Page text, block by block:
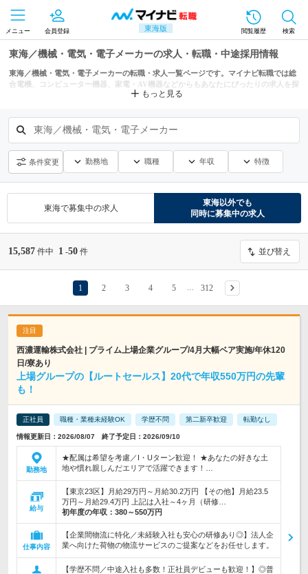
東海版
メニュー 会員登録 閲覧履歴 検索
東海／機械・電気・電子メーカーの求人・転職・中途採用情報
東海／機械・電気・電子メーカーの転職・求人一覧ページです。マイナビ転職では総
合電機、コンピューター機器、家電・AV機器などからもあなたにぴったりの求人を探
もっと見る
東海／機械・電気・電子メーカー
条件変更 勤務地 職種 年収 特徴
東海で募集中の求人
東海以外でも
同時に募集中の求人
15,587 件中 1 -50 件 並び替え
1 2 3 4 5 312
西濃運輸株式会社 | プライム上場企業グループ/4月大幅ベア実施/年休120
日/寮あり
上場グループの【ルートセールス】20代で年収550万円の先輩
も！
正社員 職種・業種未経験OK 学歴不問 第二新卒歓迎 転勤なし
情報更新日：2026/08/07 終了予定日：2026/09/10
勤務地
★配属は希望を考慮／I・Uターン歓迎！ ★あなたの好きな土
地や慣れ親しんだエリアで活躍できます！…
給与
【東京23区】月給29万円～月給30.2万円 【その他】月給23.5
万円～月給29.4万円 上記は入社～4ヶ月（研修…
初年度の年収： 380～550万円
仕事内容
【企業間物流に特化／未経験入社も安心の研修あり◎】法人企
業へ向けた荷物の物流サービスのご提案などをお任せします。
【学歴不問／中途入社も多数！正社員デビューも歓迎！】◎普